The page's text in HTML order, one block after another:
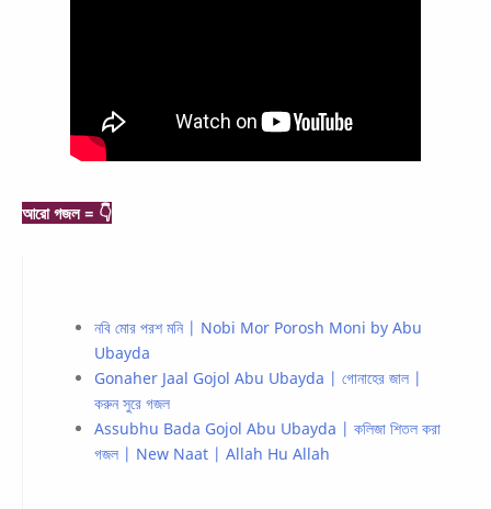
আরো গজল = 👇
নবি মোর পরশ মনি | Nobi Mor Porosh Moni by Abu
Ubayda
Gonaher Jaal Gojol Abu Ubayda | গোনাহের জাল |
করুন সুরে গজল
Assubhu Bada Gojol Abu Ubayda | কলিজা শিতল করা
গজল | New Naat | Allah Hu Allah